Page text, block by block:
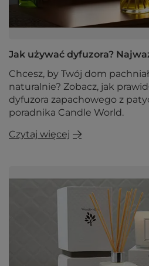
Jak używać dyfuzora?
Chcesz, by Twój dom
naturalnie? Zobacz, jak
dyfuzora zapachowego z
poradnika Candle World.
Czytaj więcej